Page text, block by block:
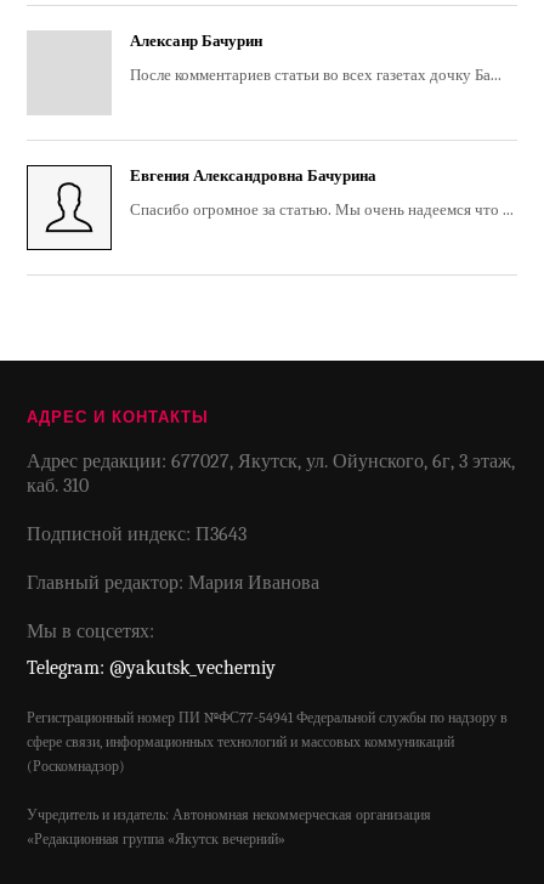
Алексанр Бачурин
После комментариев статьи во всех газетах дочку Ба...
Евгения Александровна Бачурина
Спасибо огромное за статью. Мы очень надеемся что ...
АДРЕС И КОНТАКТЫ
Адрес редакции: 677027, Якутск, ул. Ойунского, 6г, 3 этаж,
каб. 310
Подписной индекс: П3643
Главный редактор: Мария Иванова
Мы в соцсетях:
Telegram: @yakutsk_vecherniy
Регистрационный номер ПИ №ФС77-54941 Федеральной службы по надзору в
сфере связи, информационных технологий и массовых коммуникаций
(Роскомнадзор)
Учредитель и издатель: Автономная некоммерческая организация
«Редакционная группа «Якутск вечерний»